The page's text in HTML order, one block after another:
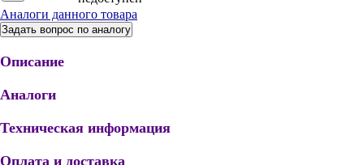
Аналоги данного товара
Задать вопрос по аналогу
Описание
Аналоги
Техническая информация
Оплата и доставка